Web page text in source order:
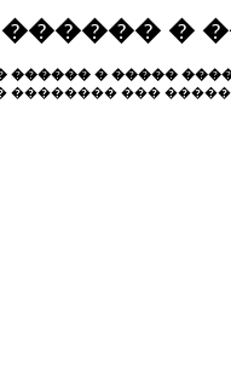
�
������ � �����
�������� ���